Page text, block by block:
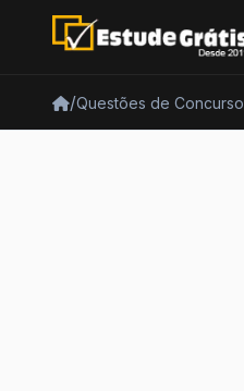
/Questões de Concurso